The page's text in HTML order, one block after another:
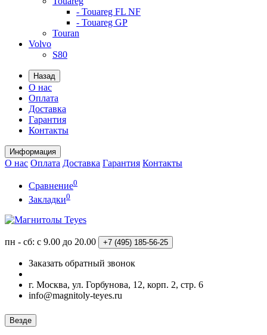
- Touareg FL NF
- Touareg GP
Touran
Volvo
S80
Назад
О нас
Оплата
Доставка
Гарантия
Контакты
Информация
О нас Оплата Доставка Гарантия Контакты
Сравнение0
Закладки0
пн - сб: с 9.00 до 20.00 +7 (495) 185-56-25
Заказать обратный звонок
г. Москва, ул. Горбунова, 12, корп. 2, стр. 6
info@magnitoly-teyes.ru
Везде